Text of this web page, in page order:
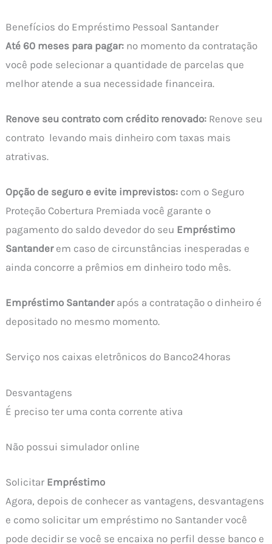
Benefícios do Empréstimo Pessoal Santander
Até 60 meses para pagar: no momento da contratação
você pode selecionar a quantidade de parcelas que
melhor atende a sua necessidade financeira.
Renove seu contrato com crédito renovado: Renove seu
contrato levando mais dinheiro com taxas mais
atrativas.
Opção de seguro e evite imprevistos: com o Seguro
Proteção Cobertura Premiada você garante o
pagamento do saldo devedor do seu Empréstimo
Santanderem caso de circunstâncias inesperadas e
ainda concorre a prêmios em dinheiro todo mês.
Empréstimo Santanderapós a contratação o dinheiro é
depositado no mesmo momento.
Serviço nos caixas eletrônicos do Banco24horas
Desvantagens
É preciso ter uma conta corrente ativa
Não possui simulador online
Solicitar Empréstimo
Agora, depois de conhecer as vantagens, desvantagens
e como solicitar um empréstimo no Santander você
pode decidir se você se encaixa no perfil desse banco e